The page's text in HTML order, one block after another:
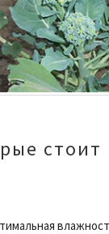
стоит